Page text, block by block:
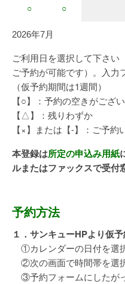
○ ○
2026年7月
ご利用日を選択して下さい
ご予約が可能です）。入力
（仮予約期間は1週間）
【○】：予約の空きがござ
【△】：残りわずか
【×】または【-】：ご予約
本登録は所定の申込み用紙
ルまたはファックスで受付
予約方法
１．サンキューHPより仮
①カレンダーの日付を選択
②次の画面で時間帯を選
③予約フォームにしたが